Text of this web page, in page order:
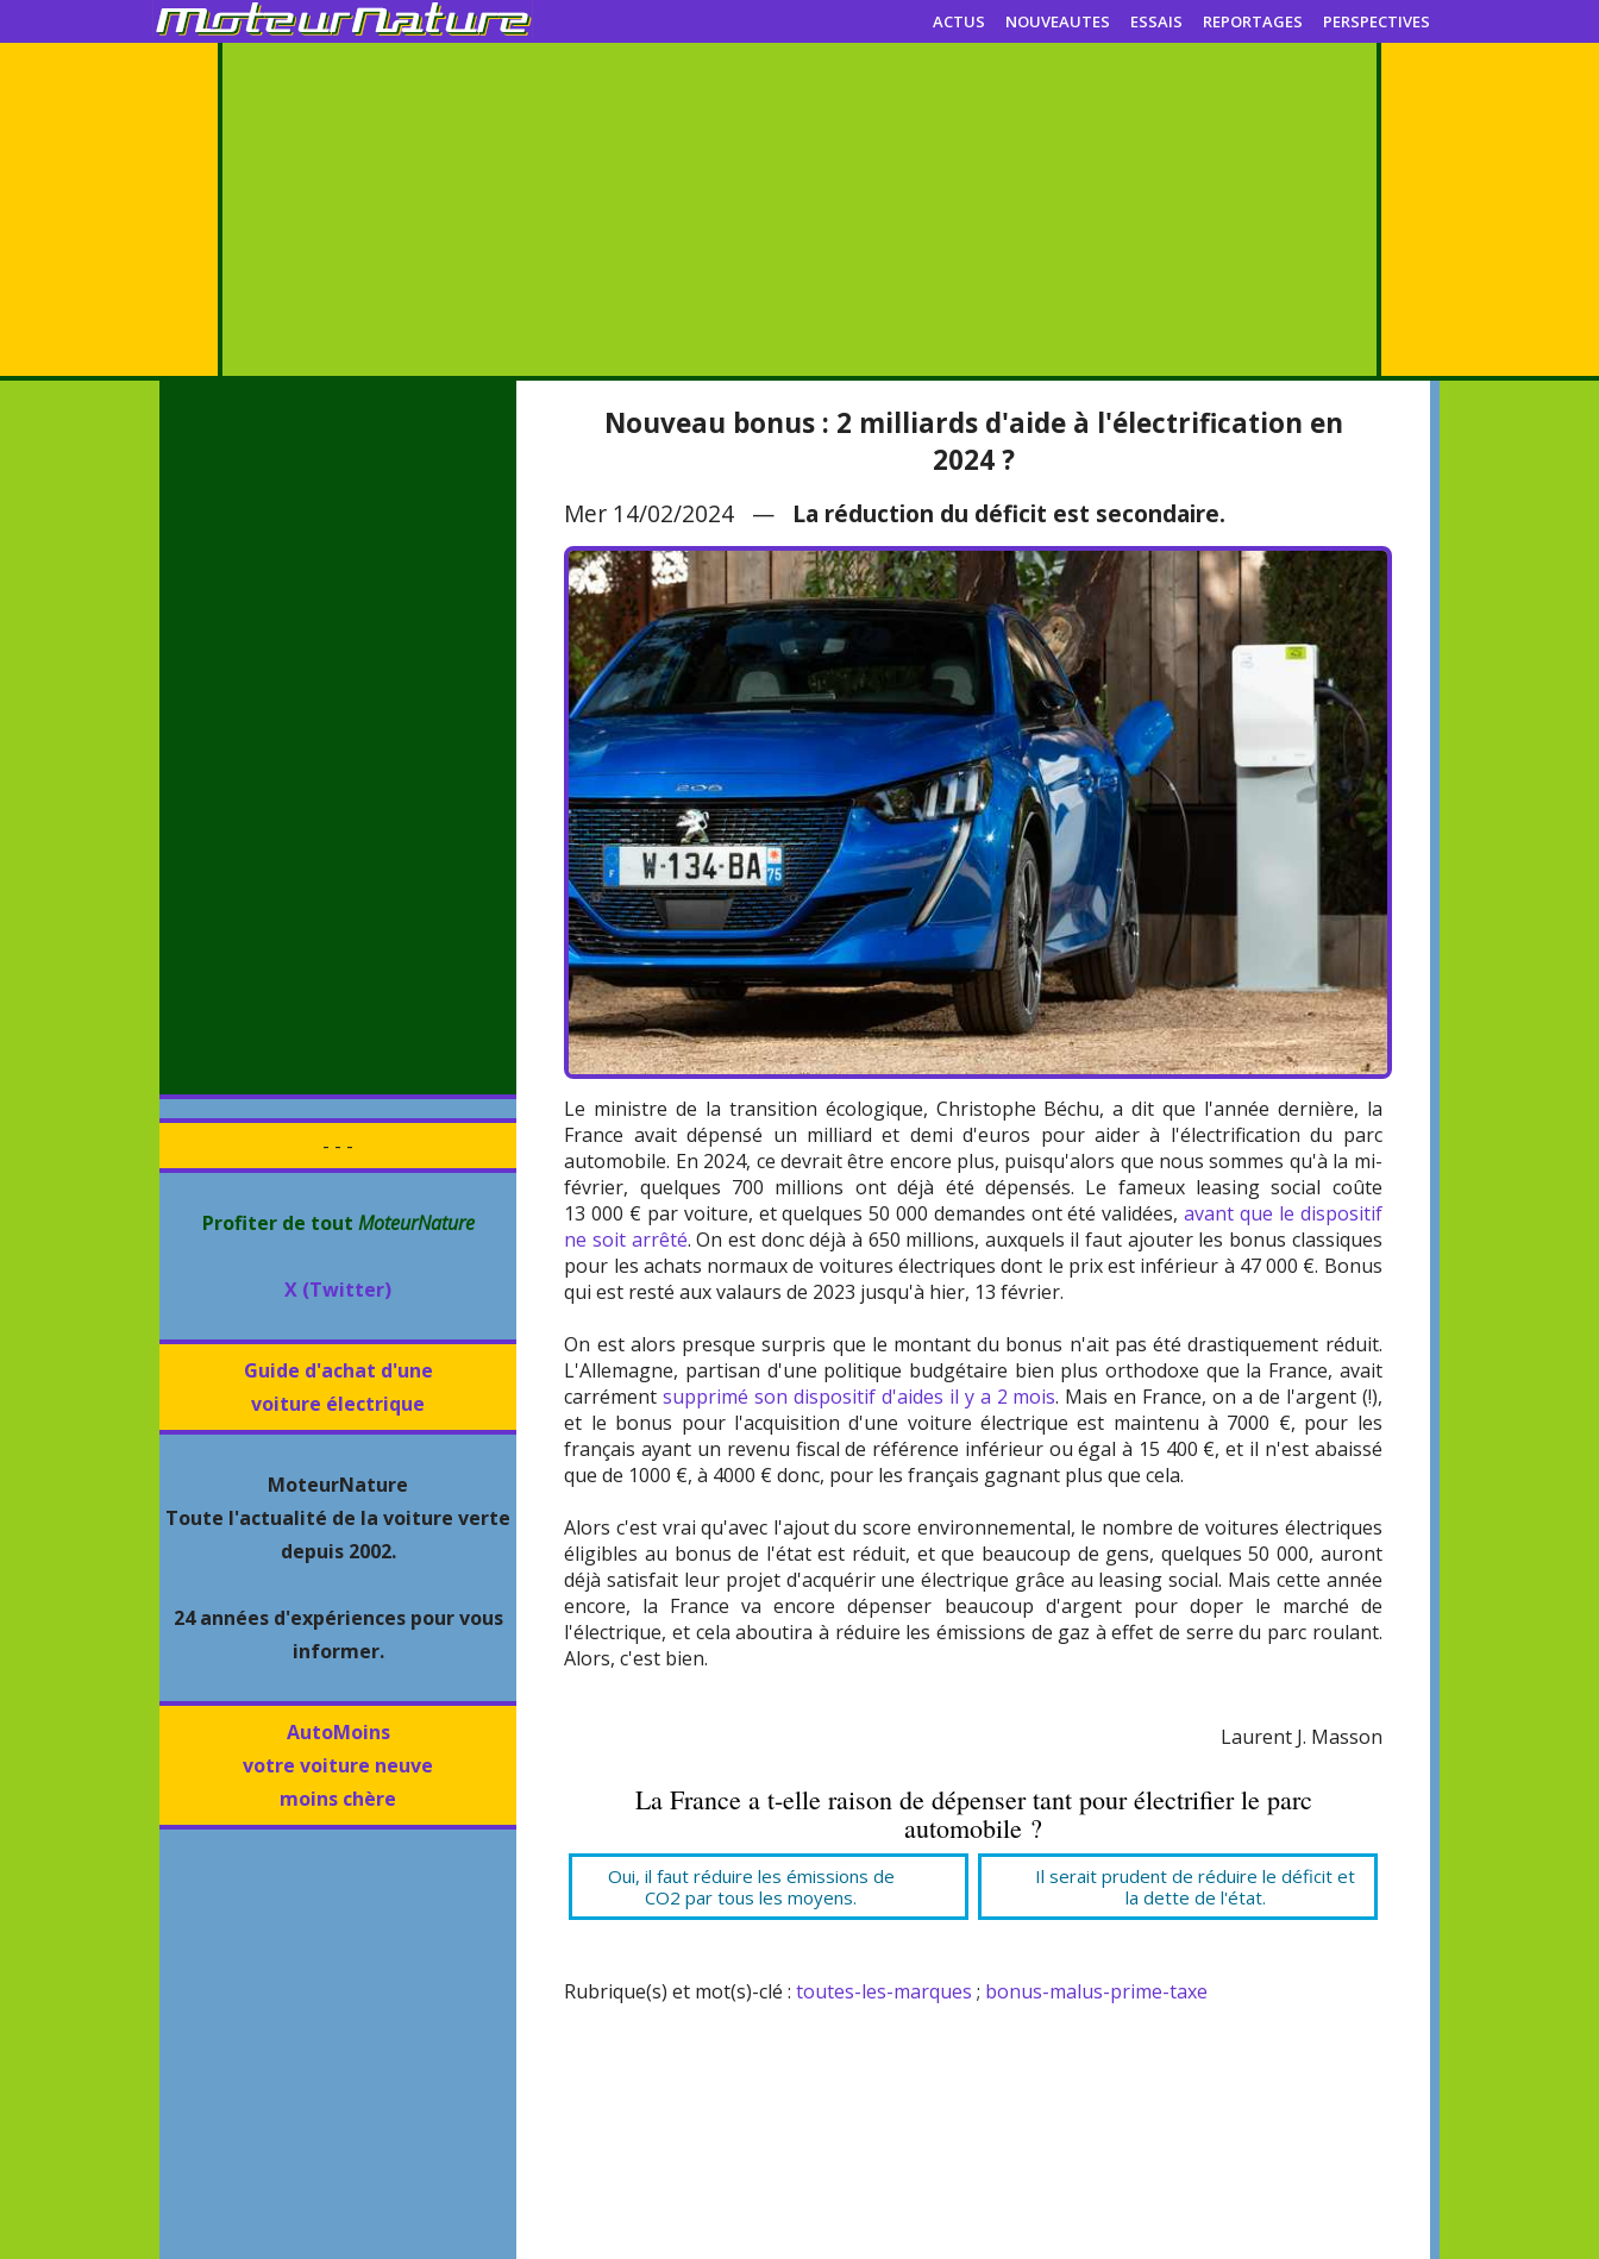
ACTUS NOUVEAUTES ESSAIS REPORTAGES PERSPECTIVES
- - -
Profiter de tout MoteurNature
X (Twitter)
Guide d'achat d'une
voiture électrique
MoteurNature
Toute l'actualité de la voiture verte
depuis 2002.
24 années d'expériences pour vous
informer.
AutoMoins
votre voiture neuve
moins chère
Nouveau bonus : 2 milliards d'aide à l'électrification en
2024 ?
Mer 14/02/2024 — La réduction du déficit est secondaire.
Le ministre de la transition écologique, Christophe Béchu, a dit que l'année dernière, la
France avait dépensé un milliard et demi d'euros pour aider à l'électrification du parc
automobile. En 2024, ce devrait être encore plus, puisqu'alors que nous sommes qu'à la mi-
février, quelques 700 millions ont déjà été dépensés. Le fameux leasing social coûte
13 000 € par voiture, et quelques 50 000 demandes ont été validées,avant que le dispositif
ne soit arrêté. On est donc déjà à 650 millions, auxquels il faut ajouter les bonus classiques
pour les achats normaux de voitures électriques dont le prix est inférieur à 47 000 €. Bonus
qui est resté aux valaurs de 2023 jusqu'à hier, 13 février.
On est alors presque surpris que le montant du bonus n'ait pas été drastiquement réduit.
L'Allemagne, partisan d'une politique budgétaire bien plus orthodoxe que la France, avait
carrémentsupprimé son dispositif d'aides il y a 2 mois. Mais en France, on a de l'argent (!),
et le bonus pour l'acquisition d'une voiture électrique est maintenu à 7000 €, pour les
français ayant un revenu fiscal de référence inférieur ou égal à 15 400 €, et il n'est abaissé
que de 1000 €, à 4000 € donc, pour les français gagnant plus que cela.
Alors c'est vrai qu'avec l'ajout du score environnemental, le nombre de voitures électriques
éligibles au bonus de l'état est réduit, et que beaucoup de gens, quelques 50 000, auront
déjà satisfait leur projet d'acquérir une électrique grâce au leasing social. Mais cette année
encore, la France va encore dépenser beaucoup d'argent pour doper le marché de
l'électrique, et cela aboutira à réduire les émissions de gaz à effet de serre du parc roulant.
Alors, c'est bien.
Laurent J. Masson
La France a t-elle raison de dépenser tant pour électrifier le parc
automobile ?
Oui, il faut réduire les émissions de
CO2 par tous les moyens.
Il serait prudent de réduire le déficit et
la dette de l'état.
Rubrique(s) et mot(s)-clé :toutes-les-marques ; bonus-malus-prime-taxe